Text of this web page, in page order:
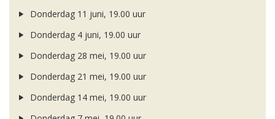
Donderdag 11 juni, 19.00 uur
Donderdag 4 juni, 19.00 uur
Donderdag 28 mei, 19.00 uur
Donderdag 21 mei, 19.00 uur
Donderdag 14 mei, 19.00 uur